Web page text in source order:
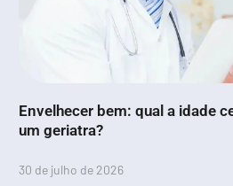
Envelhecer bem: qual a idade
um geriatra?
30 de julho de 2026